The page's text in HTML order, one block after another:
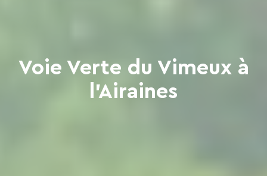
Voie Verte du Vimeux à
l'Airaines